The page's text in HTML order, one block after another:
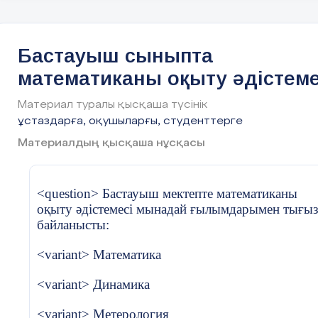
1. Бастауыш сыныпта математиканы оқытудың
мақсаты мен міндеттері
Мақсаты
Оқушылардың математикалық білім негіздерін
және алған білімдерін өмірде қолдана білуге
жайында
2 . Осы
қасиеттілігі
неде екенін
Бастауыш сыныпта
математиканы оқыту
Материал туралы қысқаша түсінік
ұстаздарға, оқушыларғы, студенттерге
Материалдың қысқаша нұсқасы
<question> Бастауыш мектепте математиканы
оқыту әдістемесі мынадай ғылымдарымен тығыз
байланысты:
<variant> Математика
<variant> Динамика
<variant> Метерология